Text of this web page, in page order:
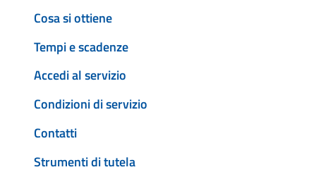
Cosa si ottiene
Tempi e scadenze
Accedi al servizio
Condizioni di servizio
Contatti
Strumenti di tutela